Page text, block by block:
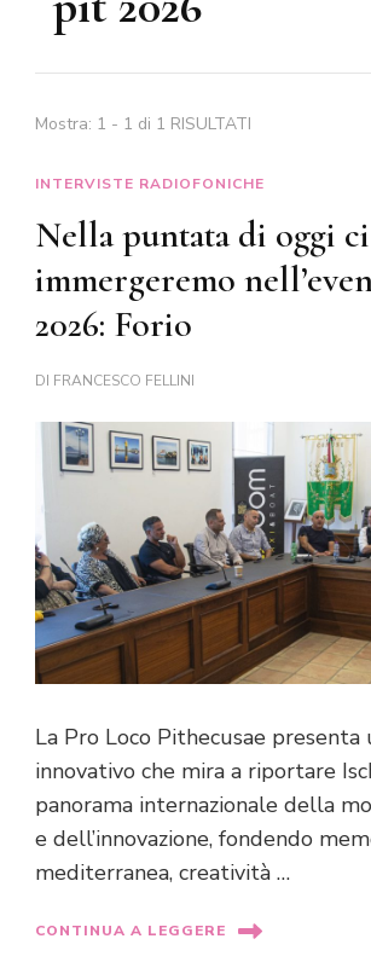
Mostra: 1 - 1 di 1 RISULTATI
INTERVISTE RADIOFONICHE
Nella puntata di oggi ci
immergeremo
2026: Forio
DI FRANCESCO FELLINI
La Pro Loco Pithecusae
innovativo che mira a riportare
panorama internazionale della
e dell’innovazione, fondendo
mediterranea, creatività …
CONTINUA A LEGGERE